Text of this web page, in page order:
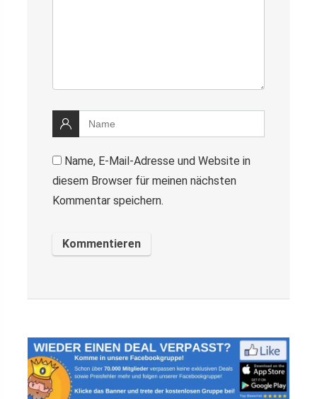
Name, E-Mail-Adresse und Website in
diesem Browser für meinen nächsten
Kommentar speichern.